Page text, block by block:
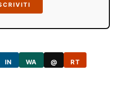
IN WA @ RT